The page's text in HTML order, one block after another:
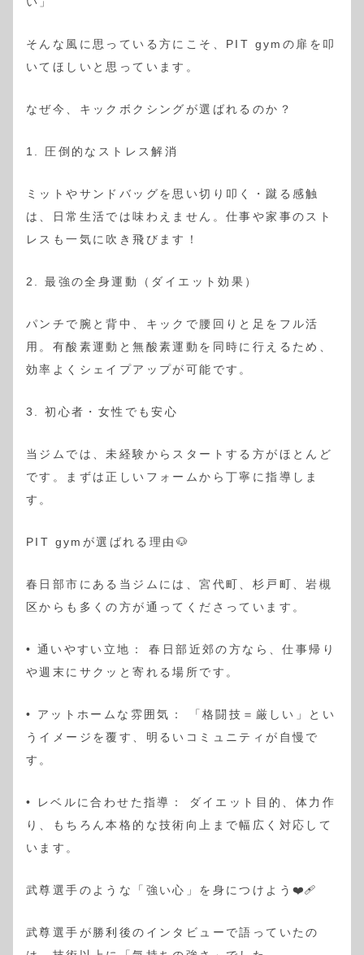
そんな風に思っている方にこそ、PIT gymの扉を叩
いてほしいと思っています。
なぜ今、キックボクシングが選ばれるのか？
1. 圧倒的なストレス解消
ミットやサンドバッグを思い切り叩く・蹴る感触
は、日常生活では味わえません。仕事や家事のスト
レスも一気に吹き飛びます！
2. 最強の全身運動（ダイエット効果）
パンチで腕と背中、キックで腰回りと足をフル活
用。有酸素運動と無酸素運動を同時に行えるため、
効率よくシェイプアップが可能です。
3. 初心者・女性でも安心
当ジムでは、未経験からスタートする方がほとんど
です。まずは正しいフォームから丁寧に指導しま
す。
PIT gymが選ばれる理由🐶
春日部市にある当ジムには、宮代町、杉戸町、岩槻
区からも多くの方が通ってくださっています。
• 通いやすい立地： 春日部近郊の方なら、仕事帰り
や週末にサクッと寄れる場所です。
• アットホームな雰囲気： 「格闘技＝厳しい」とい
うイメージを覆す、明るいコミュニティが自慢で
す。
• レベルに合わせた指導： ダイエット目的、体力作
り、もちろん本格的な技術向上まで幅広く対応して
います。
武尊選手のような「強い心」を身につけよう❤️‍🩹
武尊選手が勝利後のインタビューで語っていたの